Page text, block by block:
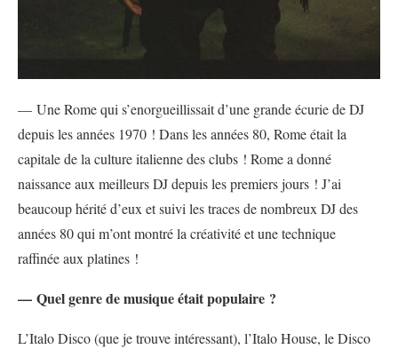
— Une Rome qui s’enorgueillissait d’une grande écurie de DJ
depuis les années 1970 ! Dans les années 80, Rome était la
capitale de la culture italienne des clubs ! Rome a donné
naissance aux meilleurs DJ depuis les premiers jours ! J’ai
beaucoup hérité d’eux et suivi les traces de nombreux DJ des
années 80 qui m’ont montré la créativité et une technique
raffinée aux platines !
— Quel genre de musique était populaire ?
L’Italo Disco (que je trouve intéressant), l’Italo House, le Disco